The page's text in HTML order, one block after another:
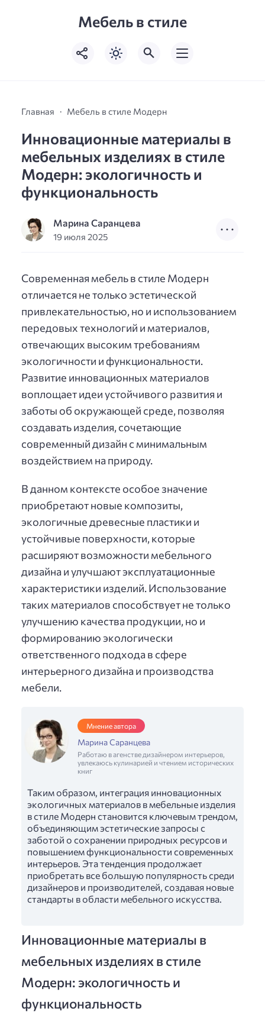
Мебель в стиле
Главная Мебель в стиле Модерн
Инновационные материалы в
мебельных изделиях в стиле
Модерн: экологичность и
функциональность
Марина Саранцева
19 июля 2025
Современная мебель в стиле Модерн
отличается не только эстетической
привлекательностью, но и использованием
передовых технологий и материалов,
отвечающих высоким требованиям
экологичности и функциональности.
Развитие инновационных материалов
воплощает идеи устойчивого развития и
заботы об окружающей среде, позволяя
создавать изделия, сочетающие
современный дизайн с минимальным
воздействием на природу.
В данном контексте особое значение
приобретают новые композиты,
экологичные древесные пластики и
устойчивые поверхности, которые
расширяют возможности мебельного
дизайна и улучшают эксплуатационные
характеристики изделий. Использование
таких материалов способствует не только
улучшению качества продукции, но и
формированию экологически
ответственного подхода в сфере
интерьерного дизайна и производства
мебели.
Мнение автора
Марина Саранцева
Работаю в агенстве дизайнером интерьеров,
увлекаюсь кулинарией и чтением исторических
книг
Таким образом, интеграция инновационных
экологичных материалов в мебельные изделия
в стиле Модерн становится ключевым трендом,
объединяющим эстетические запросы с
заботой о сохранении природных ресурсов и
повышением функциональности современных
интерьеров. Эта тенденция продолжает
приобретать все большую популярность среди
дизайнеров и производителей, создавая новые
стандарты в области мебельного искусства.
Инновационные материалы в
мебельных изделиях в стиле
Модерн: экологичность и
функциональность